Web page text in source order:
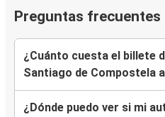
Preguntas frecuentes
¿Cuánto cuesta el billete
Santiago de Compostela
¿Dónde puedo ver si mi